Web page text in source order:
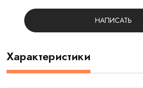
НАПИСАТЬ
Характеристики